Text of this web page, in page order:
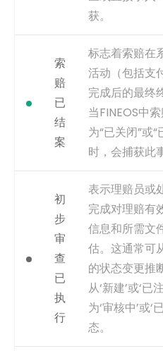
期”。
事件类型
获。
为何重要
此活
件。
间，
赔初
整体
获取方式
可能
通知
关的
捕获
使用
初始
事件类型
索
赔
已
结
案
标志着索赔在
活动（包括支
完成后的最终
当FINEOS中
为“已关闭”或
时，会捕获此
为何重要
此活
件。
的时
效率
获取方式
可从
终状
推断
后一
捕获
初
步
审
查
已
执
行
表示理赔员或
完成对理赔有
信息和所需文
估。这通常可
的状态变更推
从‘新建’或‘已
为‘审核中’或‘
态。